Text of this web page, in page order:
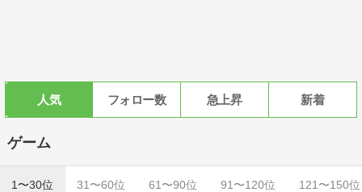
人気 フォロー数 急上昇 新着
ゲーム
1〜30位 31〜60位 61〜90位 91〜120位 121〜150位